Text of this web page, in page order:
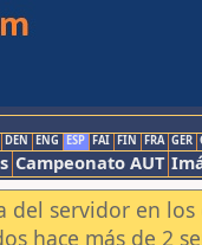
DEN ENG ESP FAI FIN FRA GER
Campeonato AUT
del servidor en
hace más de 2